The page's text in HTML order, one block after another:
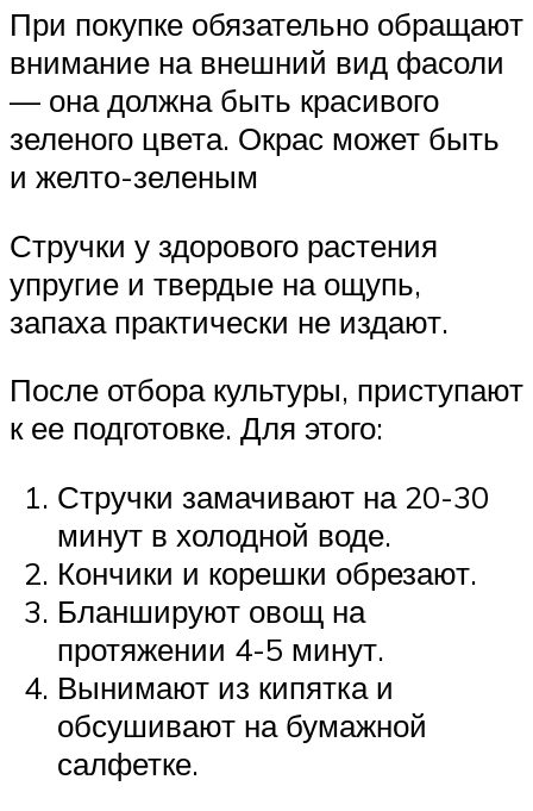
При покупке обязательно обращают
внимание на внешний вид фасоли
— она должна быть красивого
зеленого цвета. Окрас может быть
и желто-зеленым
Стручки у здорового растения
упругие и твердые на ощупь,
запаха практически не издают.
После отбора культуры, приступают
к ее подготовке. Для этого:
Стручки замачивают на 20-30
минут в холодной воде.
Кончики и корешки обрезают.
Бланшируют овощ на
протяжении 4-5 минут.
Вынимают из кипятка и
обсушивают на бумажной
салфетке.